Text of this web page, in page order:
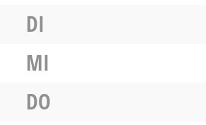
DI
MI
DO